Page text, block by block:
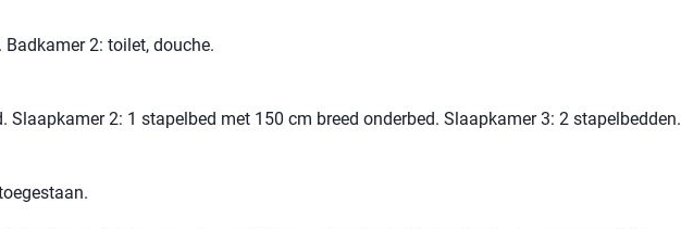
2: toilet, douche.
Slaapkamer 2: 1 stapelbed met 150 cm breed onderbed. Slaapkamer 3: 2 stapelbedden.